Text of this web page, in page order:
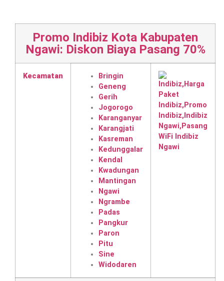
Promo Indibiz Kota Kabupaten
Ngawi: Diskon Biaya Pasang 70%
Kecamatan
Bringin
Geneng
Gerih
Jogorogo
Karanganyar
Karangjati
Kasreman
Kedunggalar
Kendal
Kwadungan
Mantingan
Ngawi
Ngrambe
Padas
Pangkur
Paron
Pitu
Sine
Widodaren